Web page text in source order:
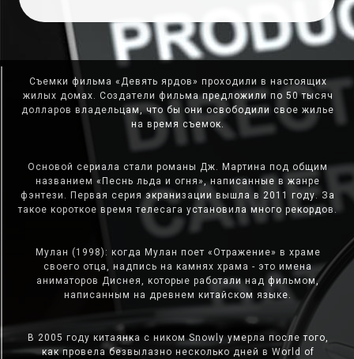
Съемки фильма «Девять ярдов» проходили в настоящих
жилых домах. Создатели фильма предложили по 50 тысяч
долларов владельцам, что бы они освободили свое жилье
на время съемок.
Основой сериала стали романы Дж. Мартина под общим
названием «Песнь льда и огня», написанные в жанре
фэнтези. Первая серия экранизации вышла в 2011 году. За
такое короткое время телесага установила много рекордов.
Мулан (1998): когда Мулан поет «Отражение» в храме
своего отца, надпись на камнях храма - это имена
аниматоров Диснея, которые работали над фильмом,
написанным на древнем китайском языке.
В 2005 году китаянка с ником Snowly умерла после того,
как провела безвылазно несколько дней в World of